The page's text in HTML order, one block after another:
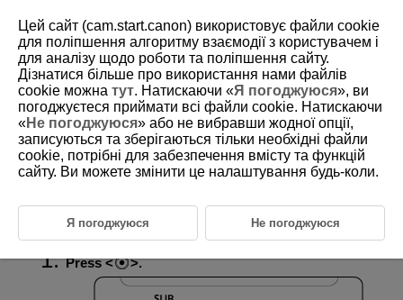
D328-018
High-Speed Sync
High-speed sync enables flash photography at even higher shutter
speeds than the maximum flash sync shutter speed. This is effective
Press .
Цей сайт (cam.start.canon) використовує файли cookie
для поліпшення алгоритму взаємодії з користувачем і
для аналізу щодо роботи та поліпшення сайту.
Дізнатися більше про використання нами файлів
cookie можна тут. Натискаючи «Я погоджуюся», ви
погоджуєтеся приймати всі файли cookie. Натискаючи
«Не погоджуюся» або не вибравши жодної опції,
записуються та зберігаються тільки необхідні файли
cookie, потрібні для забезпечення вмісту та функцій
сайту. Ви можете змінити це налаштування будь-коли.
Я погоджуюся Не погоджуюся